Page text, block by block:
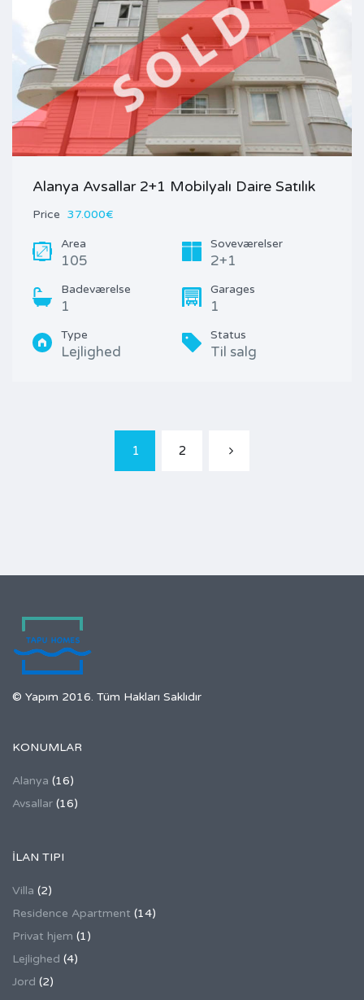
Alanya Avsallar 2+1 Mobilyalı Daire Satılık
Price 37.000€
Area
105
Soveværelser
2+1
Badeværelse
1
Garages
1
Type
Lejlighed
Status
Til salg
1 2
© Yapım 2016. Tüm Hakları Saklıdır
KONUMLAR
Alanya (16)
Avsallar (16)
İLAN TIPI
Villa (2)
Residence Apartment (14)
Privat hjem (1)
Lejlighed (4)
Jord (2)